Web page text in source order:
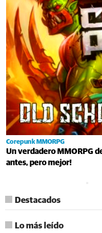
Corepunk MMORPG
Un verdadero MMORPG
antes, pero mejor!
Destacados
Lo más leído